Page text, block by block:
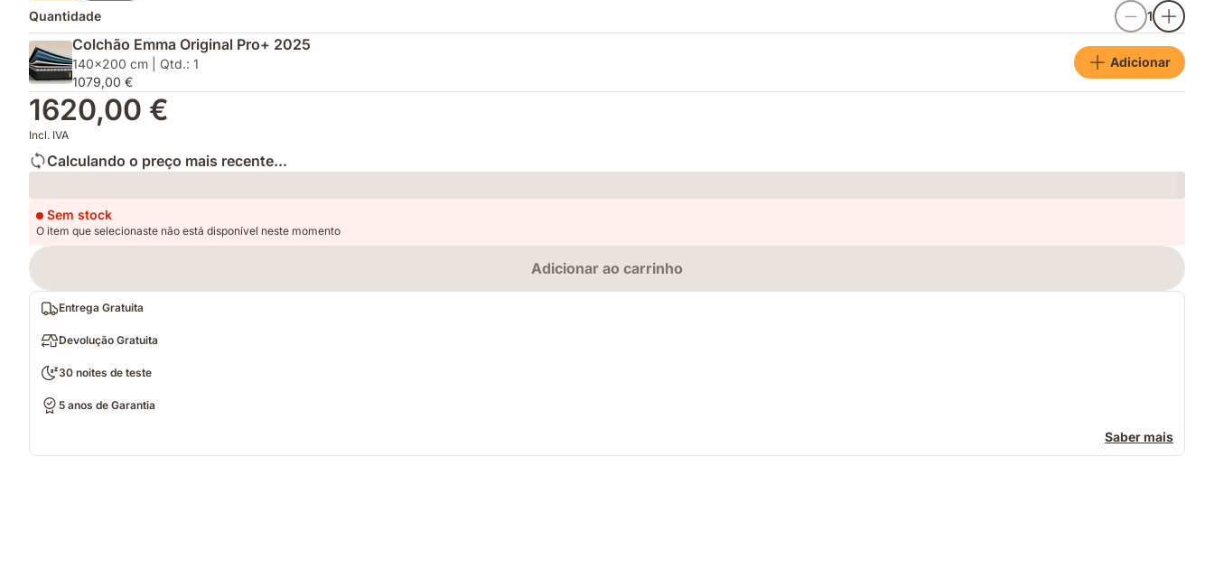
Quantidade
1
Colchão Emma Original Pro+ 2025
140x200 cm | Qtd.: 1
1079,00 €
Adicionar
1620,00 €
Incl. IVA
Calculando o preço mais recente...
Loading
Sem stock
O item que selecionaste não está disponível neste momento
Adicionar ao carrinho
Entrega Gratuita
Devolução Gratuita
30 noites de teste
5 anos de Garantia
Saber mais